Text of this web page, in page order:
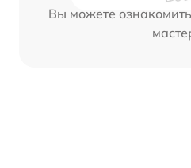
Вы можете